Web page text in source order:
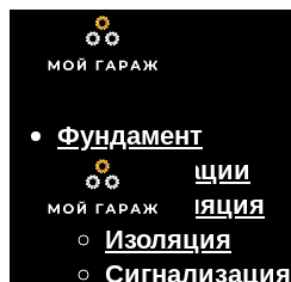
Фундамент
Коммуникации
Вентиляция
Изоляция
Сигнализация